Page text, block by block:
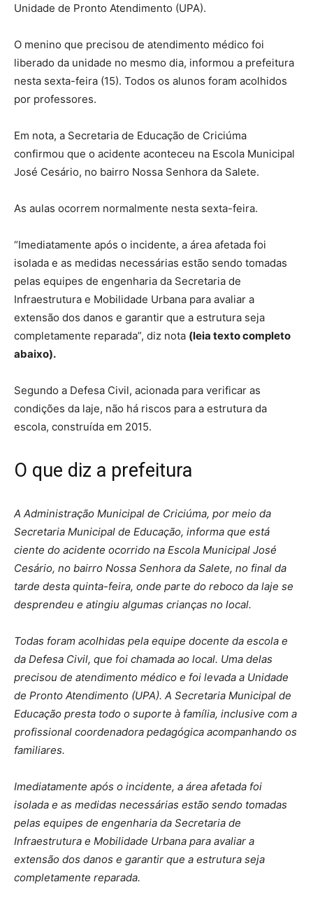
Unidade de Pronto Atendimento (UPA).
O menino que precisou de atendimento médico foi
liberado da unidade no mesmo dia, informou a prefeitura
nesta sexta-feira (15). Todos os alunos foram acolhidos
por professores.
Em nota, a Secretaria de Educação de Criciúma
confirmou que o acidente aconteceu na Escola Municipal
José Cesário, no bairro Nossa Senhora da Salete.
As aulas ocorrem normalmente nesta sexta-feira.
“Imediatamente após o incidente, a área afetada foi
isolada e as medidas necessárias estão sendo tomadas
pelas equipes de engenharia da Secretaria de
Infraestrutura e Mobilidade Urbana para avaliar a
extensão dos danos e garantir que a estrutura seja
completamente reparada”, diz nota (leia texto completo
abaixo).
Segundo a Defesa Civil, acionada para verificar as
condições da laje, não há riscos para a estrutura da
escola, construída em 2015.
O que diz a prefeitura
A Administração Municipal de Criciúma, por meio da
Secretaria Municipal de Educação, informa que está
ciente do acidente ocorrido na Escola Municipal José
Cesário, no bairro Nossa Senhora da Salete, no final da
tarde desta quinta-feira, onde parte do reboco da laje se
desprendeu e atingiu algumas crianças no local.
Todas foram acolhidas pela equipe docente da escola e
da Defesa Civil, que foi chamada ao local. Uma delas
precisou de atendimento médico e foi levada a Unidade
de Pronto Atendimento (UPA). A Secretaria Municipal de
Educação presta todo o suporte à família, inclusive com a
profissional coordenadora pedagógica acompanhando os
familiares.
Imediatamente após o incidente, a área afetada foi
isolada e as medidas necessárias estão sendo tomadas
pelas equipes de engenharia da Secretaria de
Infraestrutura e Mobilidade Urbana para avaliar a
extensão dos danos e garantir que a estrutura seja
completamente reparada.